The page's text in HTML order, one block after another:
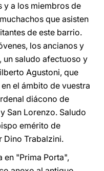
y a los miembros de
que asisten
de este barrio.
los ancianos y
un saludo afectuoso y
Agustoni, que
el ámbito de vuestra
diácono de
San Lorenzo. Saludo
emérito de
Dino Trabalzini.
en "Prima Porta",